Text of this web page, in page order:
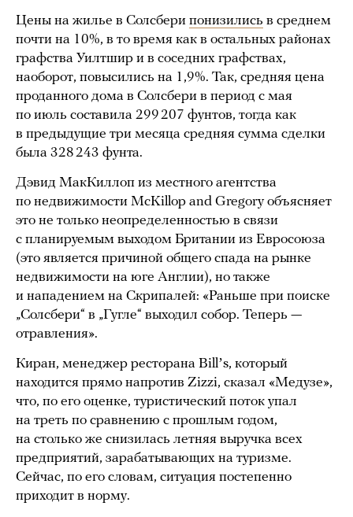
Цены на жилье в Солсбери понизились в среднем
почти на 10%, в то время как в остальных районах
графства Уилтшир и в соседних графствах,
наоборот, повысились на 1,9%. Так, средняя цена
проданного дома в Солсбери в период с мая
по июль составила 299 207 фунтов, тогда как
в предыдущие три месяца средняя сумма сделки
была 328 243 фунта.
Дэвид МакКиллоп из местного агентства
по недвижимости McKillop and Gregory объясняет
это не только неопределенностью в связи
с планируемым выходом Британии из Евросоюза
(это является причиной общего спада на рынке
недвижимости на юге Англии), но также
и нападением на Скрипалей: «Раньше при поиске
„Солсбери“ в „Гугле“ выходил собор. Теперь —
отравления».
Киран, менеджер ресторана Billʼs, который
находится прямо напротив Zizzi, сказал «Медузе»,
что, по его оценке, туристический поток упал
на треть по сравнению с прошлым годом,
на столько же снизилась летняя выручка всех
предприятий, зарабатывающих на туризме.
Сейчас, по его словам, ситуация постепенно
приходит в норму.